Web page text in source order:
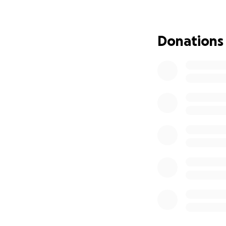
de graduarse de
espera ahora, ya
Donations